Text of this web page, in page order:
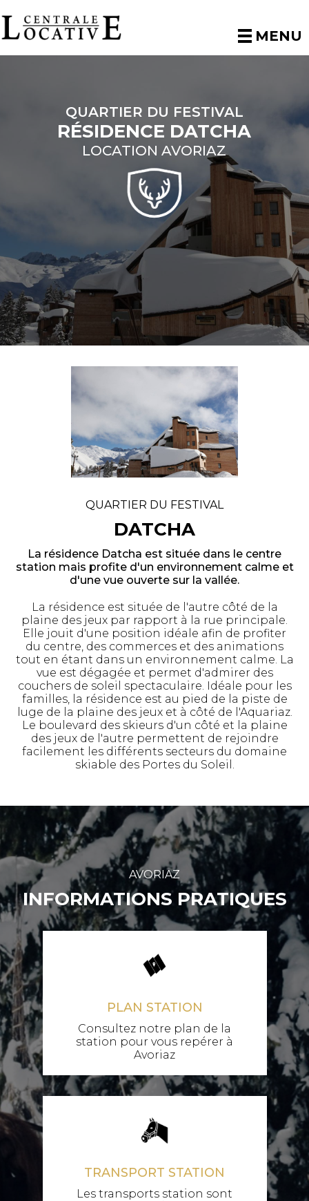
MENU
QUARTIER DU FESTIVAL
RÉSIDENCE DATCHA
LOCATION AVORIAZ
QUARTIER DU FESTIVAL
DATCHA
La résidence Datcha est située dans le centre
station mais profite d'un environnement calme et
d'une vue ouverte sur la vallée.
La résidence est située de l'autre côté de la
plaine des jeux par rapport à la rue principale.
Elle jouit d'une position idéale afin de profiter
du centre, des commerces et des animations
tout en étant dans un environnement calme. La
vue est dégagée et permet d'admirer des
couchers de soleil spectaculaire. Idéale pour les
familles, la résidence est au pied de la piste de
luge de la plaine des jeux et à côté de l'Aquariaz.
Le boulevard des skieurs d'un côté et la plaine
des jeux de l'autre permettent de rejoindre
facilement les différents secteurs du domaine
skiable des Portes du Soleil.
AVORIAZ
INFORMATIONS PRATIQUES
PLAN STATION
Consultez notre plan de la
station pour vous repérer à
Avoriaz
TRANSPORT STATION
Les transports station sont